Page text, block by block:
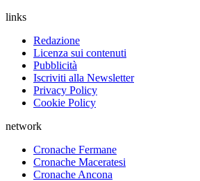
links
Redazione
Licenza sui contenuti
Pubblicità
Iscriviti alla Newsletter
Privacy Policy
Cookie Policy
network
Cronache Fermane
Cronache Maceratesi
Cronache Ancona